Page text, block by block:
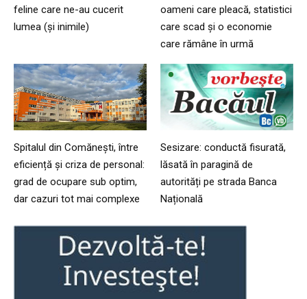
feline care ne-au cucerit
lumea (și inimile)
oameni care pleacă, statistici
care scad și o economie
care rămâne în urmă
Spitalul din Comănești, între
eficiență și criza de personal:
grad de ocupare sub optim,
dar cazuri tot mai complexe
Sesizare: conductă fisurată,
lăsată în paragină de
autorități pe strada Banca
Națională